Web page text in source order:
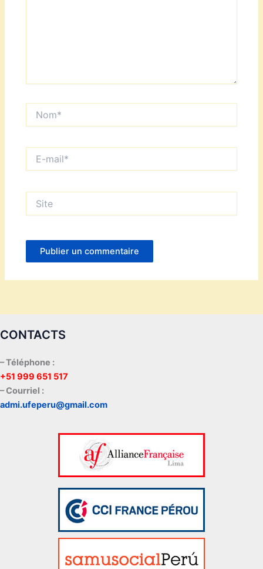
mail*
CONTACTS
– Téléphone :
+51 999 651 517
– Courriel :
admi.ufeperu@gmail.com